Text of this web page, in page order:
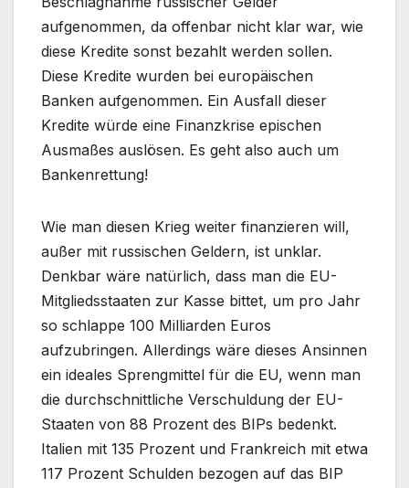
aufgenommen, da offenbar nicht klar war, wie
diese Kredite sonst bezahlt werden sollen.
Diese Kredite wurden bei europäischen
Banken aufgenommen. Ein Ausfall dieser
Kredite würde eine Finanzkrise epischen
Ausmaßes auslösen. Es geht also auch um
Bankenrettung!
Wie man diesen Krieg weiter finanzieren will,
außer mit russischen Geldern, ist unklar.
Denkbar wäre natürlich, dass man die EU-
Mitgliedsstaaten zur Kasse bittet, um pro Jahr
so schlappe 100 Milliarden Euros
aufzubringen. Allerdings wäre dieses Ansinnen
ein ideales Sprengmittel für die EU, wenn man
die durchschnittliche Verschuldung der EU-
Staaten von 88 Prozent des BIPs bedenkt.
Italien mit 135 Prozent und Frankreich mit etwa
117 Prozent Schulden bezogen auf das BIP